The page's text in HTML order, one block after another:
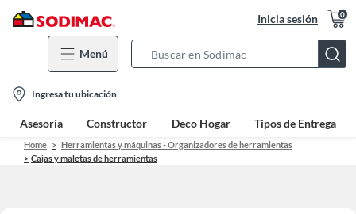
Inicia sesión 0
Menú
Bar
location-
icon
Ingresa tu ubicación
Asesoría Constructor Deco Hogar Tipos de Entrega
Home
Herramientas y máquinas - Organizadores de herramientas
Cajas y maletas de herramientas